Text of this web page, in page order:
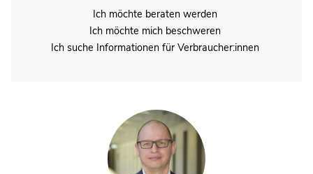
Ich möchte beraten werden
Ich möchte mich beschweren
Ich suche Informationen für Verbraucher:innen